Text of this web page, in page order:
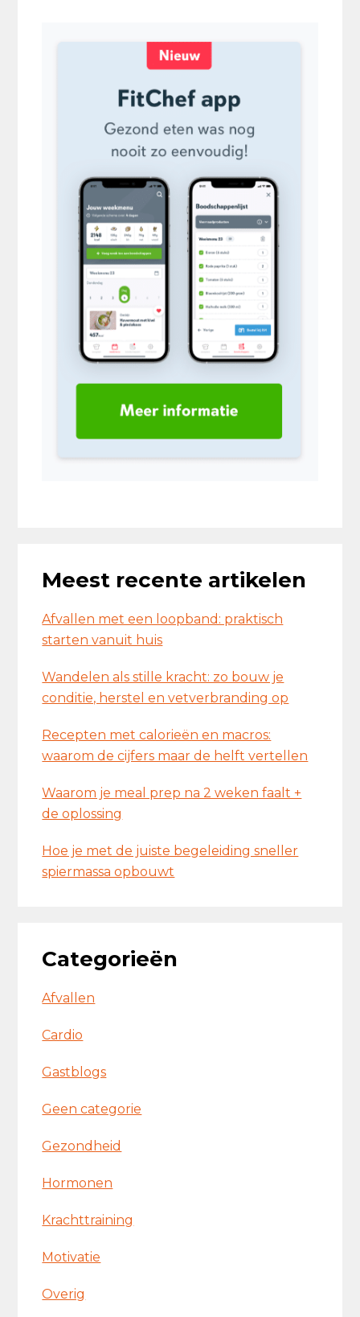
Meest recente artikelen
Afvallen met een loopband: praktisch
starten vanuit huis
Wandelen als stille kracht: zo bouw je
conditie, herstel en vetverbranding op
Recepten met calorieën en macros:
waarom de cijfers maar de helft vertellen
Waarom je meal prep na 2 weken faalt +
de oplossing
Hoe je met de juiste begeleiding sneller
spiermassa opbouwt
Categorieën
Afvallen
Cardio
Gastblogs
Geen categorie
Gezondheid
Hormonen
Krachttraining
Motivatie
Overig